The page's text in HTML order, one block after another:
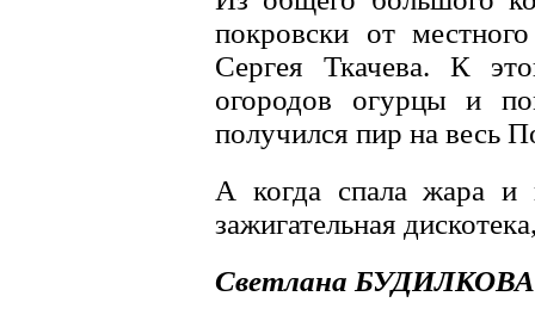
покровски от
Сергея Ткачева. К
огородов огурцы и
получился пир на весь
А когда спала жара и
зажигательная
Светлана БУДИЛКОВА